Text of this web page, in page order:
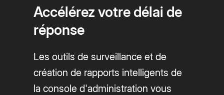
Accélérez votre délai de
réponse
Les outils de surveillance et de
création de rapports intelligents de
la console d'administration vous